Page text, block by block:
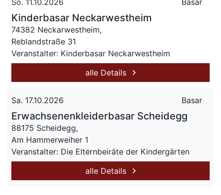
So. 11.10.2026 Basar
Kinderbasar Neckarwestheim
74382 Neckarwestheim,
Reblandstraße 31
Veranstalter: Kinderbasar Neckarwestheim
alle Details
Sa. 17.10.2026 Basar
Erwachsenenkleiderbasar Scheidegg
88175 Scheidegg,
Am Hammerweiher 1
Veranstalter: Die Elternbeiräte der Kindergärten
alle Details